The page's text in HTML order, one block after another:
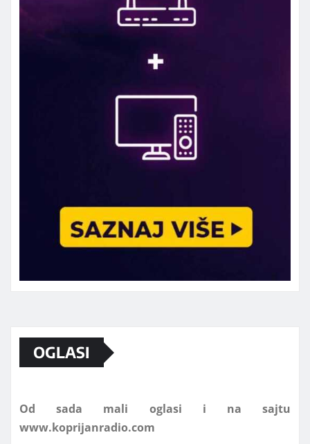
OGLASI
Od sada mali oglasi i na sajtu